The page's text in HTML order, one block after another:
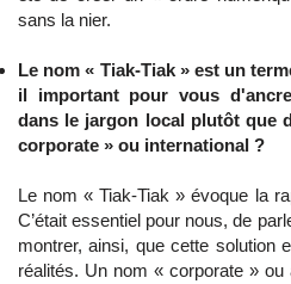
sans la nier.
Le nom « Tiak-Tiak » est un
il important pour vous
dans le jargon local plutôt que
corporate » ou international ?
Le nom « Tiak-Tiak » évoque la
C’était essentiel pour nous, de
montrer, ainsi, que cette solution
réalités. Un nom « corporate »